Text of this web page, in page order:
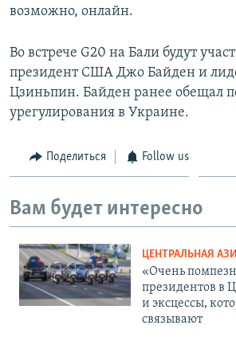
возможно, онлайн.
Во встрече G20 на Бали будут
президент США Джо Байден и
Цзиньпин. Байден ранее обещал
урегулирования в Украине.
Поделиться Follow us
Вам будет интересно
ЦЕНТРАЛЬНАЯ
«Очень
президентов в
и эксцессы,
связывают